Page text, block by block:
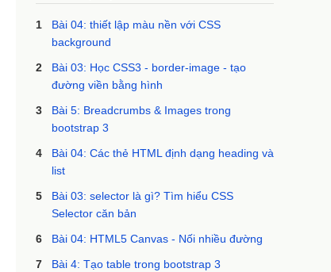
1
Bài 04: thiết lập màu nền với CSS
background
2
Bài 03: Học CSS3 - border-image - tạo
đường viền bằng hình
3
Bài 5: Breadcrumbs & Images trong
bootstrap 3
4
Bài 04: Các thẻ HTML định dạng heading và
list
5
Bài 03: selector là gì? Tìm hiểu CSS
Selector căn bản
6
Bài 04: HTML5 Canvas - Nối nhiều đường
7
Bài 4: Tạo table trong bootstrap 3